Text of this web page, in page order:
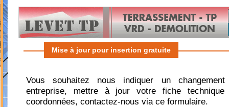
Previous
Next
Mise à jour pour insertion gratuite
Vous souhaitez nous indiquer un
entreprise, mettre à jour votre fiche technique
coordonnées, contactez-nous via ce formulaire.